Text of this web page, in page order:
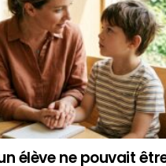
élève ne pouvait